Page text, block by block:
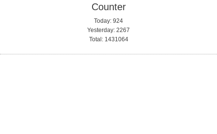
Counter
Today: 924
Yesterday: 2267
Total: 1431064